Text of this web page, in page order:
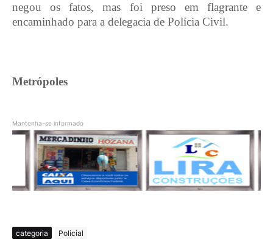
negou os fatos, mas foi preso em flagrante e
encaminhado para a delegacia de Polícia Civil.
Metrópoles
Mantenha-se informado
categoria Policial